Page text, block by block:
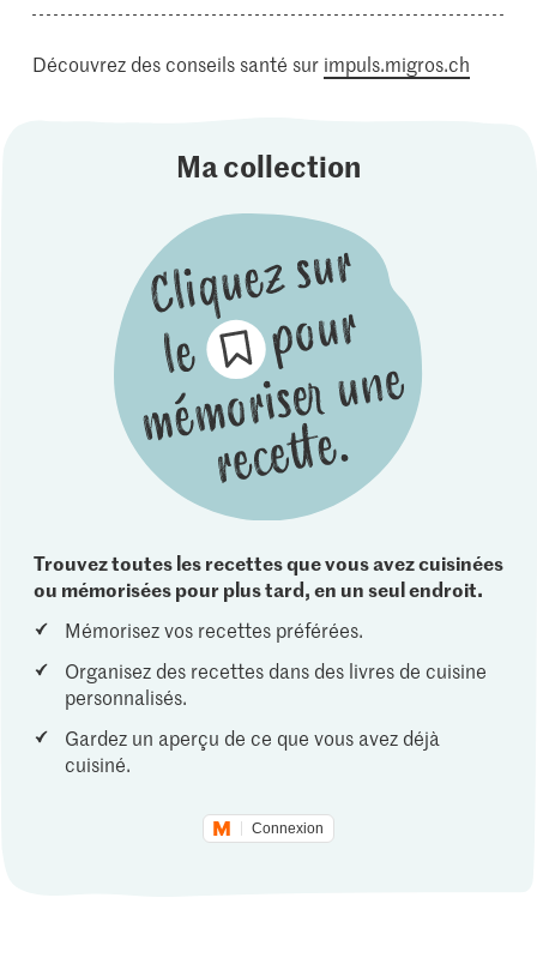
Découvrez des conseils santé sur impuls.migros.ch
Ma collection
Trouvez toutes les recettes que vous avez cuisinées
ou mémorisées pour plus tard, en un seul endroit.
Mémorisez vos recettes préférées.
Organisez des recettes dans des livres de cuisine
personnalisés.
Gardez un aperçu de ce que vous avez déjà
cuisiné.
Connexion